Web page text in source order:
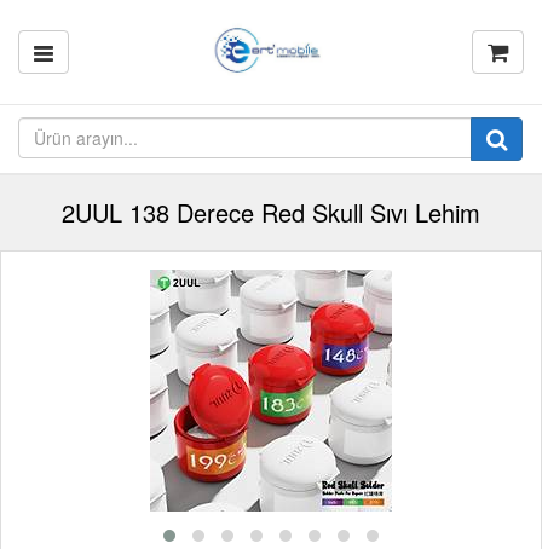
2UUL 138 Derece Red Skull Sıvı Lehim